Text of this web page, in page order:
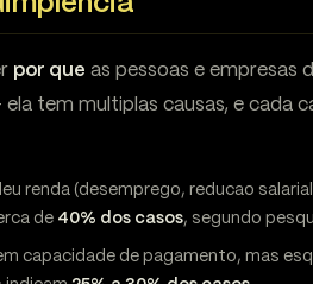
por que as pessoas e empresas
tem multiplas causas, e cada
renda (desemprego, reducao
de 40% dos casos, segundo
capacidade de pagamento, mas